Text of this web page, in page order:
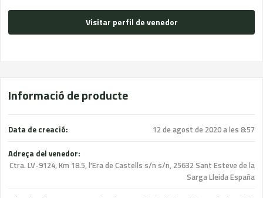
Visitar perfil de venedor
Informació de producte
Data de creació: 12 de agost de 2020 a les 8:57
Adreça del venedor:
Ctra. LV-9124, Km 18.5, l'Era de Castells s/n s/n, 25632 Sant Esteve de la
Sarga Lleida España